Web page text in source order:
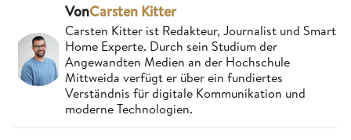
VonCarsten Kitter
Carsten Kitter ist Redakteur, Journalist und Smart
Home Experte. Durch sein Studium der
Angewandten Medien an der Hochschule
Mittweida verfügt er über ein fundiertes
Verständnis für digitale Kommunikation und
moderne Technologien.